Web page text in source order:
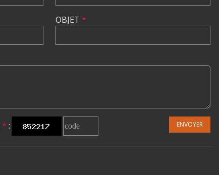
OBJET *
* : ENVOYER